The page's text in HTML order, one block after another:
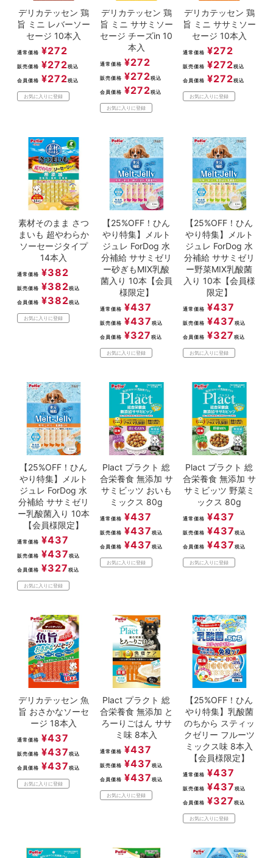
デリカテッセン 鶏
旨 ミニ レバーソー
セージ 10本入
通常価格 ¥272
販売価格 ¥272税込
会員価格 ¥272税込
お気に入りに登録
デリカテッセン 鶏
旨 ミニ ササミソー
セージ チーズin 10
本入
通常価格 ¥272
販売価格 ¥272税込
会員価格 ¥272税込
お気に入りに登録
デリカテッセン 鶏
旨 ミニ ササミソー
セージ 10本入
通常価格 ¥272
販売価格 ¥272税込
会員価格 ¥272税込
お気に入りに登録
素材そのまま さつ
まいも 超やわらか
ソーセージタイプ
14本入
通常価格 ¥382
販売価格 ¥382税込
会員価格 ¥382税込
お気に入りに登録
【25%OFF！ひん
やり特集】メルト
ジュレ ForDog 水
分補給 ササミゼリ
ー砂ぎもMIX乳酸
菌入り 10本【会員
様限定】
通常価格 ¥437
販売価格 ¥437 税込
会員価格 ¥327 税込
お気に入りに登録
【25%OFF！ひん
やり特集】メルト
ジュレ ForDog 水
分補給 ササミゼリ
ー野菜MIX乳酸菌
入り 10本【会員様
限定】
通常価格 ¥437
販売価格 ¥437 税込
会員価格 ¥327 税込
お気に入りに登録
【25%OFF！ひん
やり特集】メルト
ジュレ ForDog 水
分補給 ササミゼリ
ー乳酸菌入り 10本
【会員様限定】
通常価格 ¥437
販売価格 ¥437 税込
会員価格 ¥327 税込
お気に入りに登録
Plact プラクト 総
合栄養食 無添加 サ
サミビッツ おいも
ミックス 80g
通常価格 ¥437
販売価格 ¥437 税込
会員価格 ¥437 税込
お気に入りに登録
Plact プラクト 総
合栄養食 無添加 サ
サミビッツ 野菜ミ
ックス 80g
通常価格 ¥437
販売価格 ¥437 税込
会員価格 ¥437 税込
お気に入りに登録
デリカテッセン 魚
旨 おさかなソーセ
ージ 18本入
通常価格 ¥437
販売価格 ¥437 税込
会員価格 ¥437 税込
お気に入りに登録
Plact プラクト 総
合栄養食 無添加 と
ろーりごはん ササ
ミ味 8本入
通常価格 ¥437
販売価格 ¥437 税込
会員価格 ¥437 税込
お気に入りに登録
【25%OFF！ひん
やり特集】乳酸菌
のちから スティッ
クゼリー フルーツ
ミックス味 8本入
【会員様限定】
通常価格 ¥437
販売価格 ¥437 税込
会員価格 ¥327 税込
お気に入りに登録